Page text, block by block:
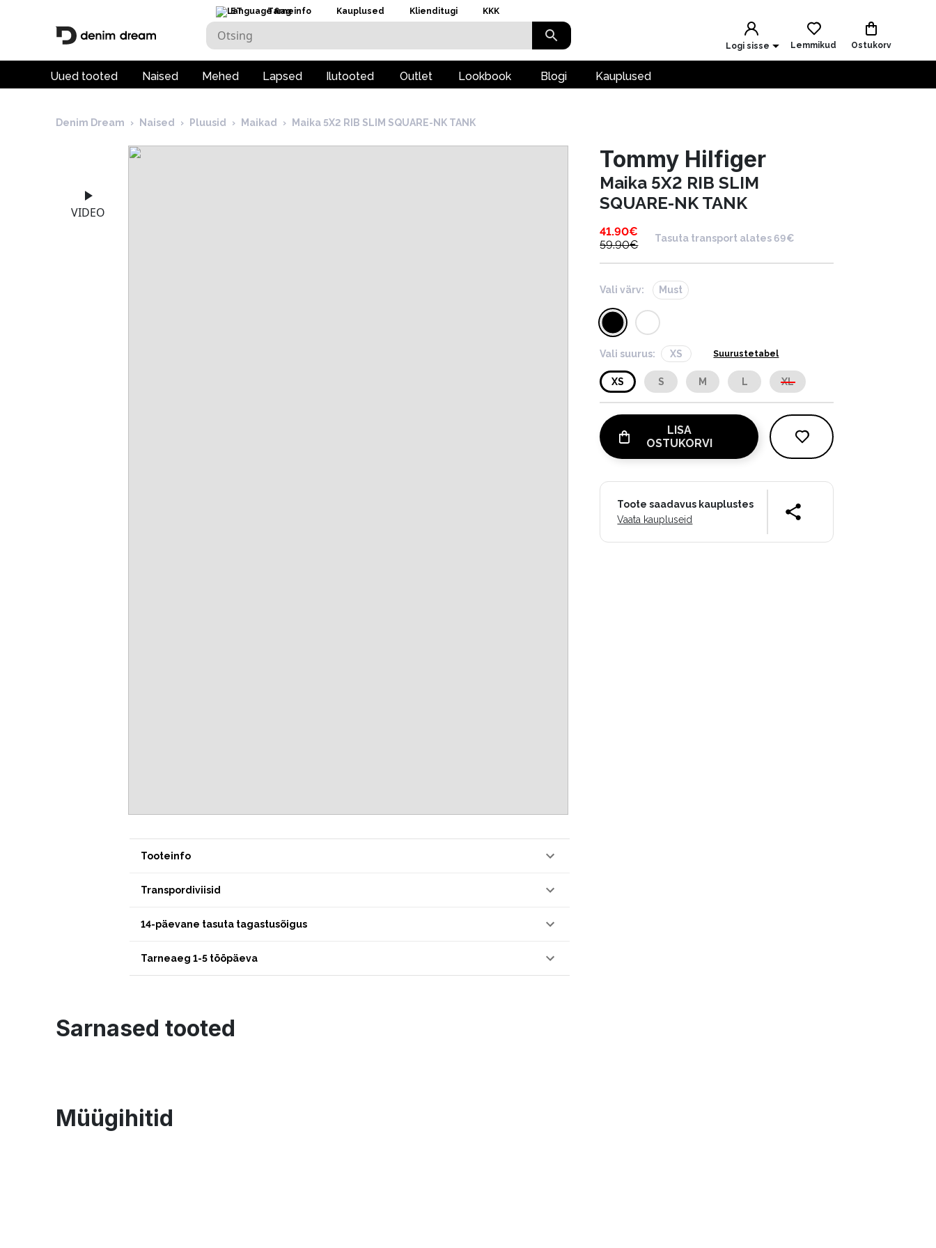
ET Tarneinfo Kauplused Klienditugi KKK
Logi sisse Lemmikud Ostukorv
Uued tooted Naised Mehed Lapsed Ilutooted Outlet Lookbook Blogi Kauplused
Denim Dream › Naised › Pluusid › Maikad › Maika 5X2 RIB SLIM SQUARE-NK TANK
VIDEO
Tooteinfo
Transpordiviisid
14-päevane tasuta tagastusõigus
Tarneaeg 1-5 tööpäeva
Tommy Hilfiger
Maika 5X2 RIB SLIM
SQUARE-NK TANK
41.90€
59.90€
Tasuta transport alates 69€
Vali värv: Must
Vali suurus: XS Suurustetabel
XS S M L XL
LISA
OSTUKORVI
Toote saadavus kauplustes
Vaata kaupluseid
Sarnased tooted
Müügihitid